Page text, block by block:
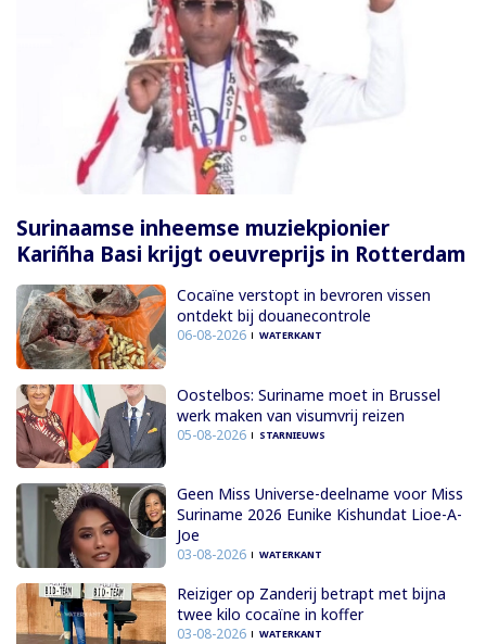
Surinaamse inheemse muziekpionier
Kariñha Basi krijgt oeuvreprijs in Rotterdam
Cocaïne verstopt in bevroren vissen
ontdekt bij douanecontrole
06-08-2026 WATERKANT
Oostelbos: Suriname moet in Brussel
werk maken van visumvrij reizen
05-08-2026 STARNIEUWS
Geen Miss Universe-deelname voor Miss
Suriname 2026 Eunike Kishundat Lioe-A-
Joe
03-08-2026 WATERKANT
Reiziger op Zanderij betrapt met bijna
twee kilo cocaïne in koffer
03-08-2026 WATERKANT